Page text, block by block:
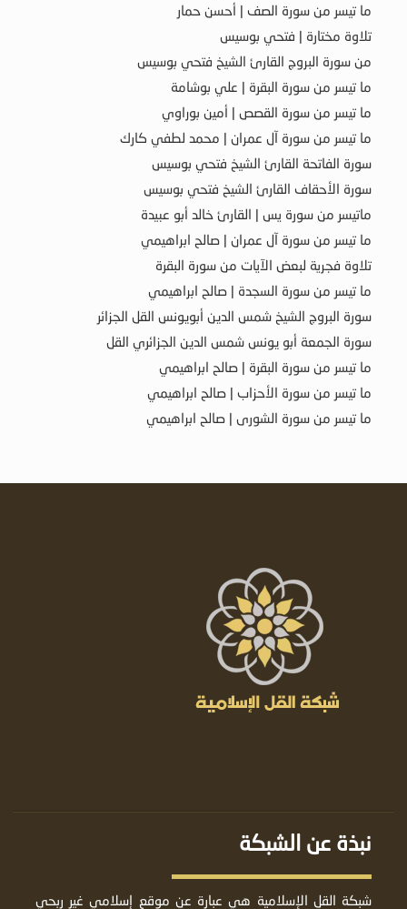
ما تيسر من سورة الصف | أحسن حمار
تلاوة مختارة | فتحي بوسيس
من سورة البروج القارئ الشيخ فتحي بوسيس
ما تيسر من سورة البقرة | علي بوشامة
ما تيسر من سورة القصص | أمين بوراوي
ما تيسر من سورة آل عمران | محمد لطفي كارك
سورة الفاتحة القارئ الشيخ فتحي بوسيس
سورة الأحقاف القارئ الشيخ فتحي بوسيس
ماتيسر من سورة يس | القارئ خالد أبو عبيدة
ما تيسر من سورة آل عمران | صالح ابراهيمي
تلاوة فجرية لبعض الآيات من سورة البقرة
ما تيسر من سورة السجدة | صالح ابراهيمي
سورة البروج الشيخ شمس الدين أبويونس القل الجزائر
سورة الجمعة أبو يونس شمس الدين الجزائري القل
ما تيسر من سورة البقرة | صالح ابراهيمي
ما تيسر من سورة الأحزاب | صالح ابراهيمي
ما تيسر من سورة الشورى | صالح ابراهيمي
نبذة عن الشبكة
شبكة القل الإسلامية هي عبارة عن موقع إسلامي غير ربحي